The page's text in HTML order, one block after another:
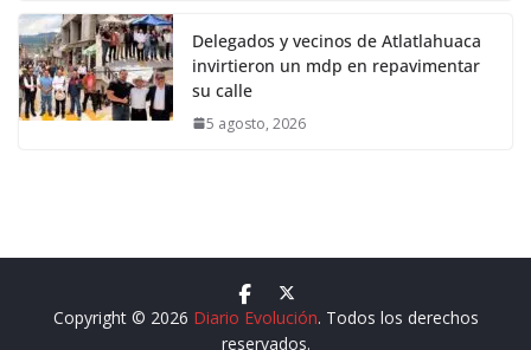
Delegados y vecinos de Atlatlahuaca
invirtieron un mdp en repavimentar
su calle
5 agosto, 2026
Copyright © 2026 Diario Evolución. Todos los derechos
reservados.